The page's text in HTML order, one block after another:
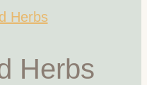
Herbs